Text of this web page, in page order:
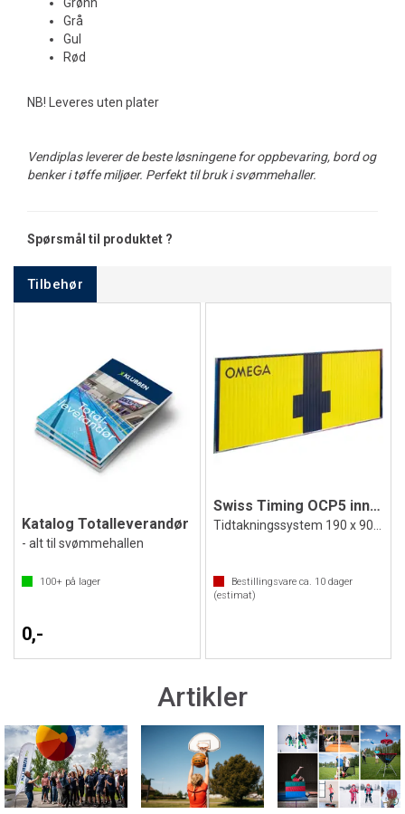
Grå
Gul
Rød
NB! Leveres uten plater
Vendiplas leverer de beste løsningene for oppbevaring, bord og
benker i tøffe miljøer. Perfekt til bruk i svømmehaller.
Spørsmål til produktet ?
Tilbehør
Katalog Totalleverandør
- alt til svømmehallen
100+ på lager
0,-
Swiss Timing OCP5 innslagstavle 8 stk
Bestillingsvare ca. 10dager
(estimat)
Artikler